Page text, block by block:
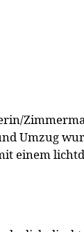
Umzug
einem